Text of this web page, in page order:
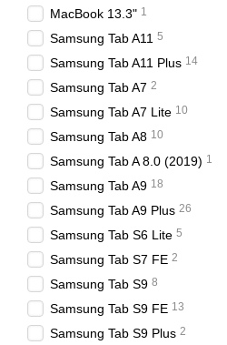
MacBook 13.3" 1
Samsung Tab A11 5
Samsung Tab A11 Plus 14
Samsung Tab A7 2
Samsung Tab A7 Lite 10
Samsung Tab A8 10
Samsung Tab A 8.0 (2019) 1
Samsung Tab A9 18
Samsung Tab A9 Plus 26
Samsung Tab S6 Lite 5
Samsung Tab S7 FE 2
Samsung Tab S9 8
Samsung Tab S9 FE 13
Samsung Tab S9 Plus 2